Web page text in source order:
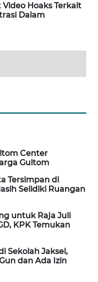
Hoaks Terkait
Dalam
Center
Gultom
Tersimpan di
Selidiki Ruangan
untuk Raja Juli
KPK Temukan
Sekolah Jaksel,
dan Ada Izin